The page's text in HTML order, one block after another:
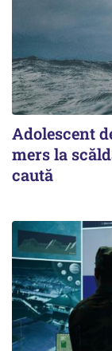
Adolescent
mers la
caută